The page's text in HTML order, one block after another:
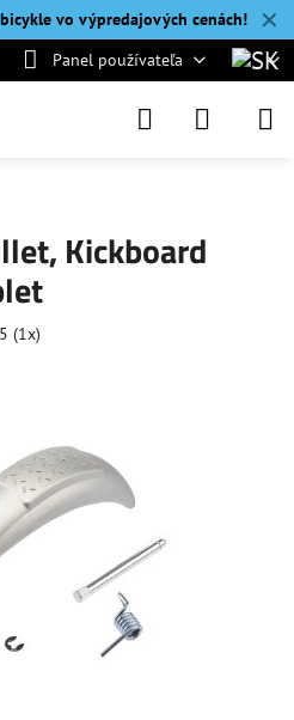
✕
vo výpredajových cenách!
Panel používateľa
Kickboard
5 (1x)